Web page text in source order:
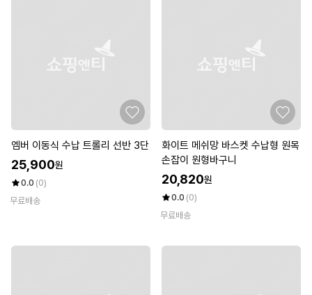
엠버 이동식 수납 트롤리 선반 3단
25,900원
0.0 (0)
무료배송
화이트 메쉬망 바스켓 수납형 원목
손잡이 원형바구니
20,820원
0.0 (0)
무료배송